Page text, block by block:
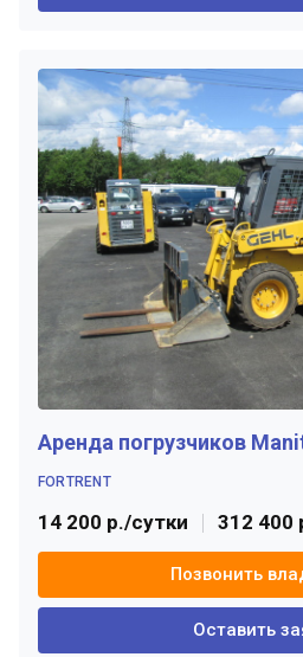
Аренда погрузчиков
FORTRENT
14 200 р./сутки 312 400
Позвонить
Оставить